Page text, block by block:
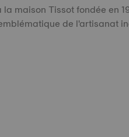
maison Tissot fondée en
de l'artisanat